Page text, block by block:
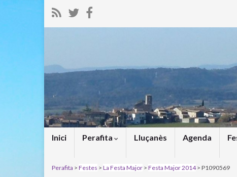
Inici Perafita Lluçanès Agenda
Perafita > Festes > La Festa Major > Festa Major 2014> P1090569